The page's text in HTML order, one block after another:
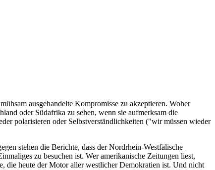
ausgehandelte Kompromisse zu akzeptieren. Woher
oder Südafrika zu sehen, wenn sie aufmerksam die
polarisieren oder Selbstverständlichkeiten ("wir müssen wieder
stehen die Berichte, dass der Nordrhein-Westfälische
zu besuchen ist. Wer amerikanische Zeitungen liest,
die heute der Motor aller westlicher Demokratien ist. Und nicht